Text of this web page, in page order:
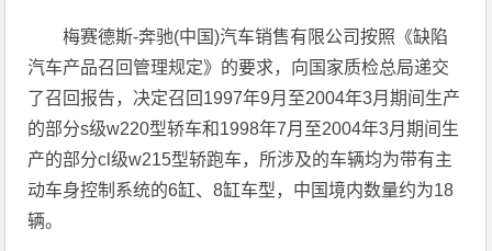
梅赛德斯-奔驰(中国)汽车销售有限公司按照《缺陷
汽车产品召回管理规定》的要求，向国家质检总局递交
了召回报告，决定召回1997年9月至2004年3月期间生产
的部分s级w220型轿车和1998年7月至2004年3月期间生
产的部分cl级w215型轿跑车，所涉及的车辆均为带有主
动车身控制系统的6缸、8缸车型，中国境内数量约为18
辆。